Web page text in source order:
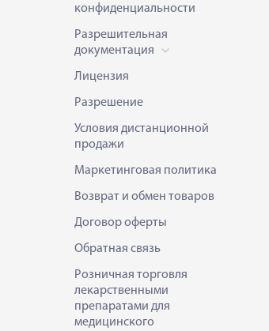
конфиденциальности
Разрешительная
документация
Лицензия
Разрешение
Условия дистанционной
продажи
Маркетинговая политика
Возврат и обмен товаров
Договор оферты
Обратная связь
Розничная торговля
лекарственными
препаратами для
медицинского